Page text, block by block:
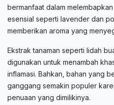
bermanfaat dalam
esensial seperti lavender dan
memberikan aroma yang
Ekstrak tanaman seperti lidah
digunakan untuk menambah
inflamasi. Bahkan, bahan yang
ganggang semakin populer
penuaan yang dimilikinya.